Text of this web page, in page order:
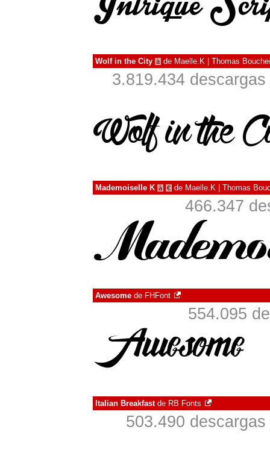
Wolf in the City à de Maelle.K | Thomas
3.819.434
Mademoiselle K à € de Maelle.K | Thomas
466.347
Awesome de FHFont
554.095
Italian Breakfastde RB Fonts
503.490